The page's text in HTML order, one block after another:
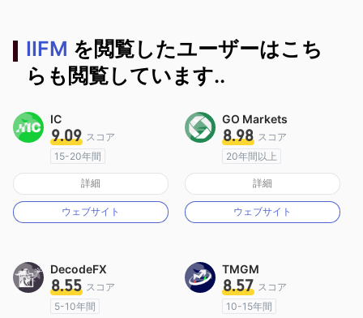
IIFM を閲覧したユーザーはこち
らも閲覧しています..
IC
9.09 スコア
15-20年間
オーストラリア規制
マーケットメイキングライセンス（MM）
MT4フルライセンス
詳細
ウェブサイト
GO Markets
8.98 スコア
20年間以上
オーストラリア規制
マーケットメイキングライセンス（MM）
cTrader
詳細
ウェブサイト
DecodeFX
8.55 スコア
5-10年間
TMGM
8.57 スコア
10-15年間